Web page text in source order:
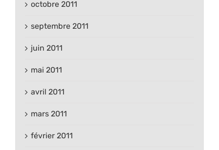
octobre 2011
septembre 2011
juin 2011
mai 2011
avril 2011
mars 2011
février 2011